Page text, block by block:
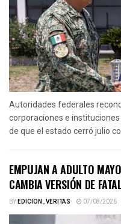
Autoridades federales
corporaciones e
de que el estado cerró julio
EMPUJAN A ADULTO
CAMBIA VERSIÓN DE
BYEDICION_VERITAS 07/08/2026